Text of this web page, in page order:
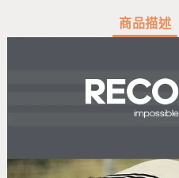
商品描述